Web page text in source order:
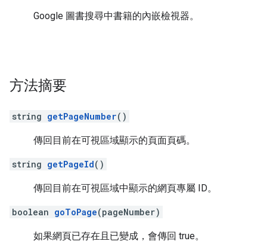
Google 圖書搜尋中書籍的內嵌檢視器。
方法摘要
string getPageNumber()
傳回目前在可視區域顯示的頁面頁碼。
string getPageId()
傳回目前在可視區域中顯示的網頁專屬 ID。
boolean goToPage(pageNumber)
如果網頁已存在且已變成，會傳回 true。